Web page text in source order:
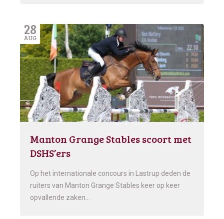
28
AUG
Manton Grange Stables scoort met
DSHS’ers
Op het internationale concours in Lastrup deden de
ruiters van Manton Grange Stables keer op keer
opvallende zaken…